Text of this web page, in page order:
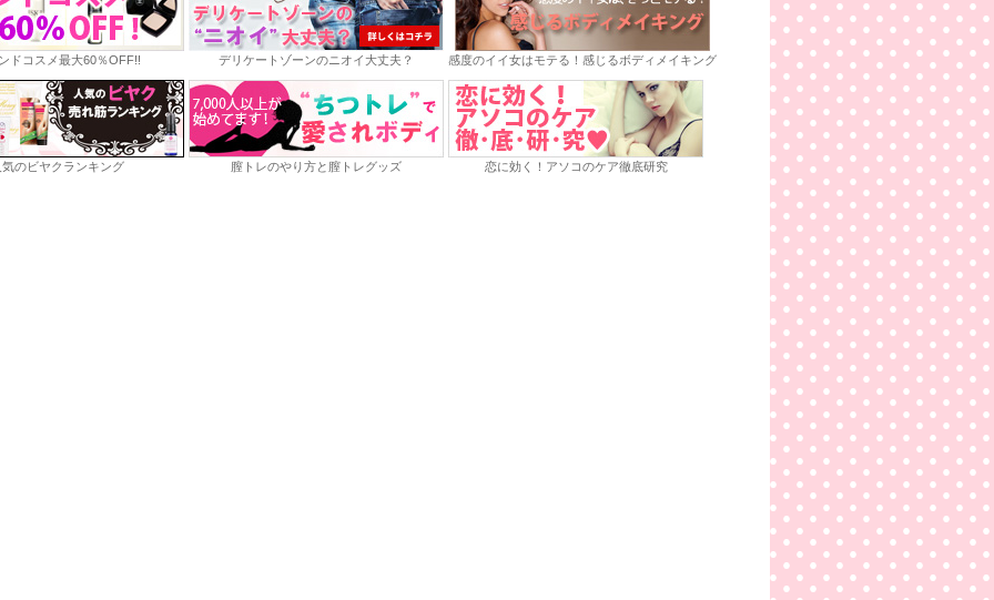
ドコスメ最大60％OFF!! デリケートゾーンのニオイ大丈夫？ 感度のイイ女はモテる！感じるボディメイキング
のビヤクランキング 膣トレのやり方と膣トレグッズ 恋に効く！アソコのケア徹底研究